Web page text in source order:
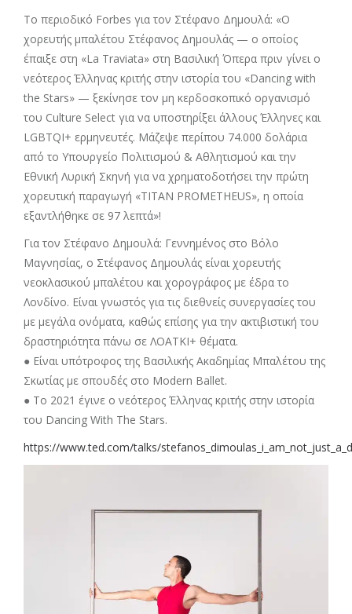
Το περιοδικό Forbes για τον Στέφανο Δημουλά: «Ο
χορευτής μπαλέτου Στέφανος Δημουλάς — ο οποίος
έπαιξε στη «La Traviata» στη Βασιλική Όπερα πριν γίνει ο
νεότερος Έλληνας κριτής στην ιστορία του «Dancing with
the Stars» — ξεκίνησε τον μη κερδοσκοπικό οργανισμό
του Culture Select για να υποστηρίξει άλλους Έλληνες και
LGBTQI+ ερμηνευτές. Μάζεψε περίπου 74.000 δολάρια
από το Υπουργείο Πολιτισμού & Αθλητισμού και την
Εθνική Λυρική Σκηνή για να χρηματοδοτήσει την πρώτη
χορευτική παραγωγή «TITAN PROMETHEUS», η οποία
εξαντλήθηκε σε 97 λεπτά»!
Για τον Στέφανο Δημουλά: Γεννημένος στο Βόλο
Μαγνησίας, ο Στέφανος Δημουλάς είναι χορευτής
νεοκλασικού μπαλέτου και χορογράφος με έδρα το
Λονδίνο. Είναι γνωστός για τις διεθνείς συνεργασίες του
με μεγάλα ονόματα, καθώς επίσης για την ακτιβιστική του
δραστηριότητα πάνω σε ΛΟΑΤΚΙ+ θέματα.
● Είναι υπότροφος της Βασιλικής Ακαδημίας Μπαλέτου της
Σκωτίας με σπουδές στο Modern Ballet.
● Το 2021 έγινε ο νεότερος Έλληνας κριτής στην ιστορία
του Dancing With The Stars.
https://www.ted.com/talks/